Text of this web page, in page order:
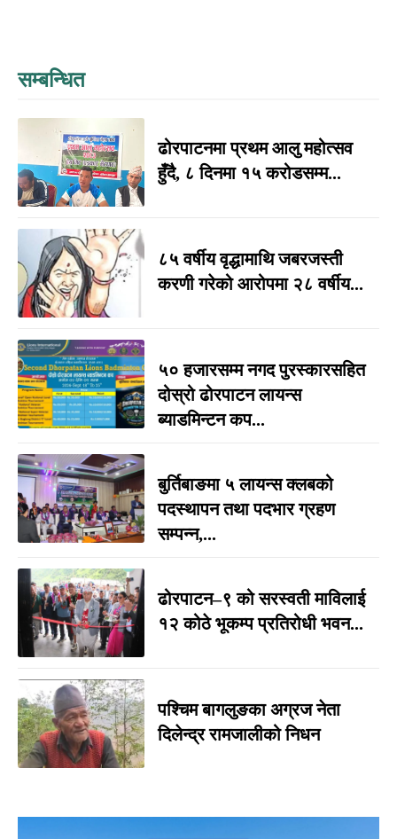
सम्बन्धित
ढोरपाटनमा प्रथम आलु महोत्सव
हुँदै, ८ दिनमा १५ करोडसम्म...
८५ वर्षीय वृद्धामाथि जबरजस्ती
करणी गरेको आरोपमा २८ वर्षीय...
५० हजारसम्म नगद पुरस्कारसहित
दोस्रो ढोरपाटन लायन्स
ब्याडमिन्टन कप...
बुर्तिबाङमा ५ लायन्स क्लबको
पदस्थापन तथा पदभार ग्रहण
सम्पन्न,...
ढोरपाटन–९ को सरस्वती माविलाई
१२ कोठे भूकम्प प्रतिरोधी भवन...
पश्चिम बागलुङका अग्रज नेता
दिलेन्द्र रामजालीको निधन